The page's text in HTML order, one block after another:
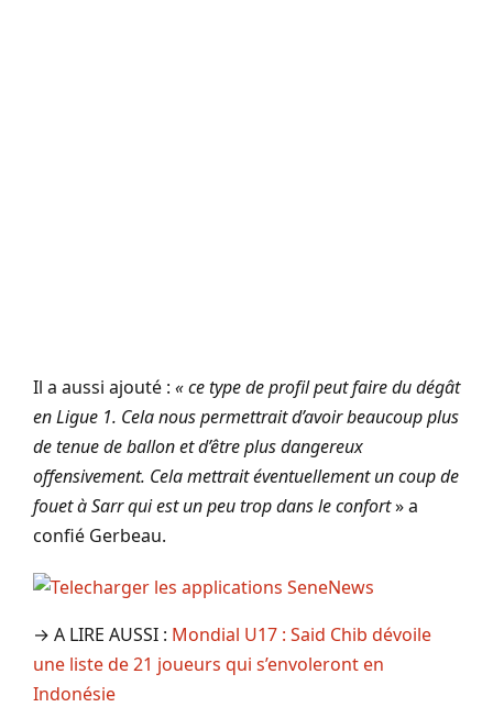
Il a aussi ajouté : « ce type de profil peut faire du dégât
en Ligue 1. Cela nous permettrait d’avoir beaucoup plus
de tenue de ballon et d’être plus dangereux
offensivement. Cela mettrait éventuellement un coup de
fouet à Sarr qui est un peu trop dans le confort» a
confié Gerbeau.
→ A LIRE AUSSI : Mondial U17 : Said Chib dévoile
une liste de 21 joueurs qui s’envoleront en
Indonésie